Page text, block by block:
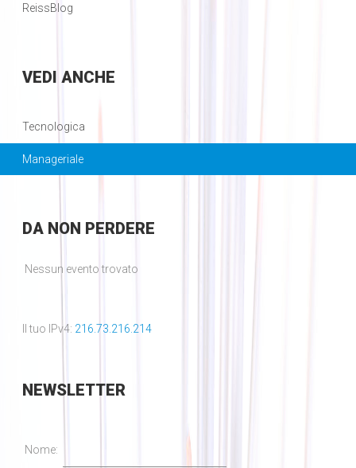
ReissBlog
VEDI ANCHE
Tecnologica
Manageriale
DANON PERDERE
Nessun evento trovato
Il tuo IPv4: 216.73.216.214
NEWSLETTER
Nome: